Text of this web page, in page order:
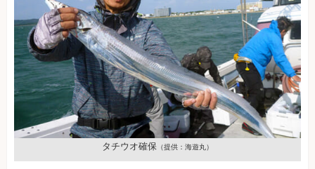
タチウオ確保 （提供：海遊丸）